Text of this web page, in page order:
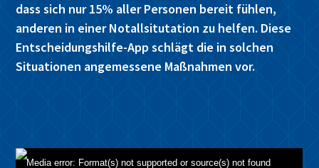
dass sich nur 15% aller Personen bereit fühlen,
anderen in einer Notallsitutation zu helfen. Diese
Entscheidungshilfe-App schlägt die in solchen
Situationen angemessene Maßnahmen vor.